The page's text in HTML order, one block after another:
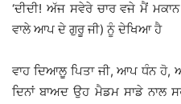
‘ਦੀਦੀ! ਅੱਜ ਸਵੇਰੇ ਚਾਰ ਵਜੇ ਮੈਂ
ਵਾਲੇ ਆਪ ਦੇ ਗੁਰੂ ਜੀ) ਨੂੰ ਦੇਖਿਆ ਹੈ
ਵਾਹ ਦਿਆਲੂ ਪਿਤਾ ਜੀ, ਆਪ ਧੰਨ ਹੋ,
ਦਿਨਾਂ ਬਾਅਦ ਉਹ ਮੈਡਮ ਸਾਡੇ ਨਾਲ